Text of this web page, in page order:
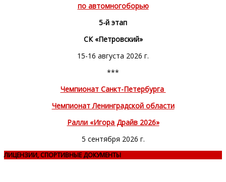
по автомногоборью
5-й этап
СК «Петровский»
15-16 августа 2026 г.
***
Чемпионат Санкт-Петербурга
Чемпионат Ленинградской области
Ралли «Игора Драйв 2026»
5 сентября 2026 г.
ЛИЦЕНЗИИ, СПОРТИВНЫЕ ДОКУМЕНТЫ